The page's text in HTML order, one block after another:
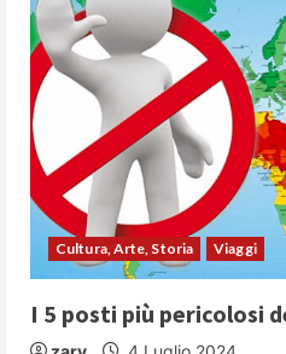
e
R
e
a
d
i
n
Cultura, Arte, Storia Viaggi
I 5 posti più pericolosi